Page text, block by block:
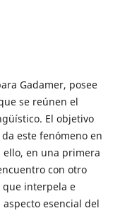
Gadamer, posee
se reúnen el
El objetivo
este fenómeno en
ello, en una primera
con otro
que interpela e
esencial del